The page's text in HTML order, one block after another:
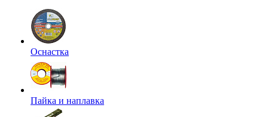
Оснастка
Пайка и наплавка